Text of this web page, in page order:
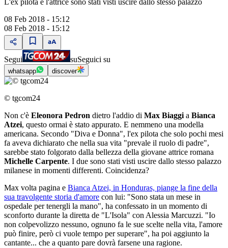
L'ex pilota e l'attrice sono stati visti uscire dallo stesso palazzo
08 Feb 2018 - 15:12
08 Feb 2018 - 15:12
Segui suSeguici su
whatsapp discover
© tgcom24
Non c'è Eleonora Pedron dietro l'addio di Max Biaggi a Bianca
Atzei, questo ormai è stato appurato. E nemmeno una modella
americana. Secondo "Diva e Donna", l'ex pilota che solo pochi mesi
fa aveva dichiarato che nella sua vita "prevale il ruolo di padre",
sarebbe stato folgorato dalla bellezza della giovane attrice romana
Michelle Carpente. I due sono stati visti uscire dallo stesso palazzo
milanese in momenti differenti. Coincidenza?
Max volta pagina e Bianca Atzei, in Honduras, piange la fine della
sua travolgente storia d'amore con lui: "Sono stata un mese in
ospedale per tenergli la mano", ha confessato in un momento di
sconforto durante la diretta de "L'Isola" con Alessia Marcuzzi. "Io
non colpevolizzo nessuno, ognuno fa le sue scelte nella vita, l'amore
può finire, però ci vuole tempo per superare", ha poi aggiunto la
cantante... che a quanto pare dovrà farsene una ragione.